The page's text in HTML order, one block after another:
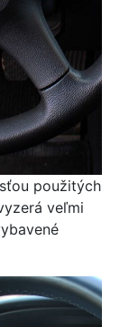
použitých
veľmi